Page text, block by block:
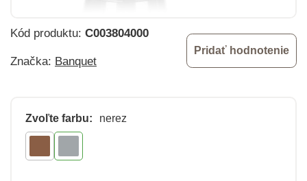
Kód produktu: C003804000
Značka: Banquet
Pridať hodnotenie
Zvoľte farbu: nerez